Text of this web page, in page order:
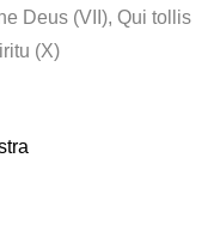
Deus (VII), Qui tollis
(X)